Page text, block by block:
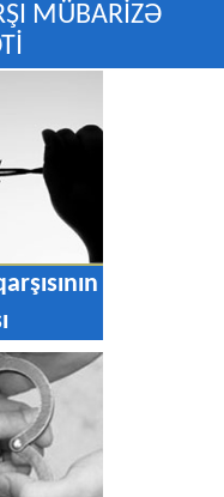
MÜBARİZƏ